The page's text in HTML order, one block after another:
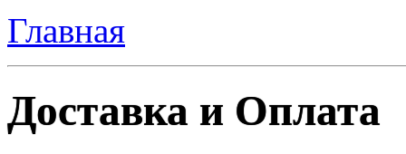
Главная
Доставка и Оплата